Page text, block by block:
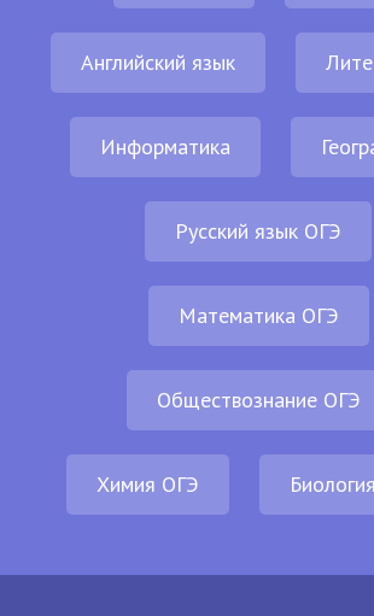
Английский язык
Информатика
Русский язык ОГЭ
Математика ОГЭ
Обществознание ОГЭ
Химия ОГЭ